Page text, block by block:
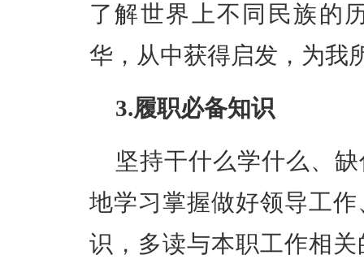
了解世界上不同民族的
华，从中获得启发，为我
3.履职必备知识
坚持干什么学什么、
地学习掌握做好领导工
识 ，多读与本职工作相